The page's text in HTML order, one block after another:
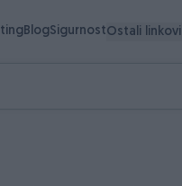
BlogSigurnostOstali linkovi